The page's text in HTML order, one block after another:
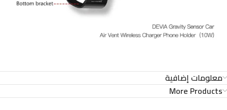
معلومات إضافية
More Products